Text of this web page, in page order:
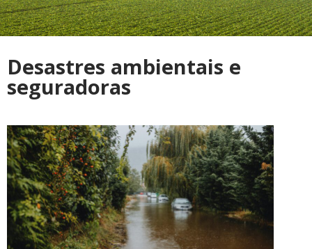
Desastres ambientais e
seguradoras